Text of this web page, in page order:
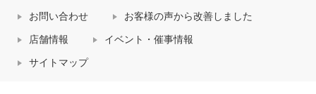
お問い合わせ お客様の声から改善しました
店舗情報 イベント・催事情報
サイトマップ